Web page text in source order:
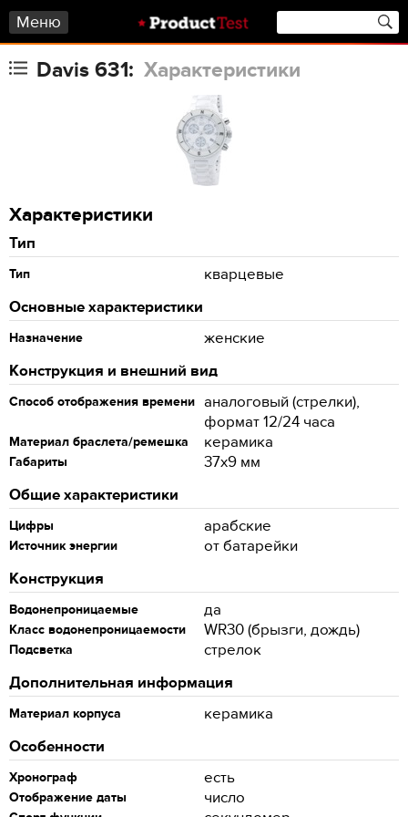
Меню
Davis 631: Характеристики
Характеристики
Тип
Тип
кварцевые
Основные характеристики
Назначение
женские
Конструкция и внешний вид
Способ отображения времени аналоговый (стрелки),
формат 12/24 часа
Материал браслета/ремешка керамика
Габариты
37x9 мм
Общие характеристики
Цифры арабские
Источник энергии
от батарейки
Конструкция
Водонепроницаемые да
Класс водонепроницаемости WR30 (брызги, дождь)
Подсветка
стрелок
Дополнительная информация
Материал корпуса
керамика
Особенности
Хронограф есть
Отображение даты число